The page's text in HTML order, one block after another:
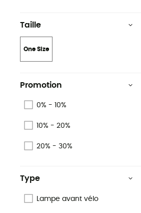
Taille
One Size
Promotion
0% - 10%
10% - 20%
20% - 30%
Type
Lampe avant vélo